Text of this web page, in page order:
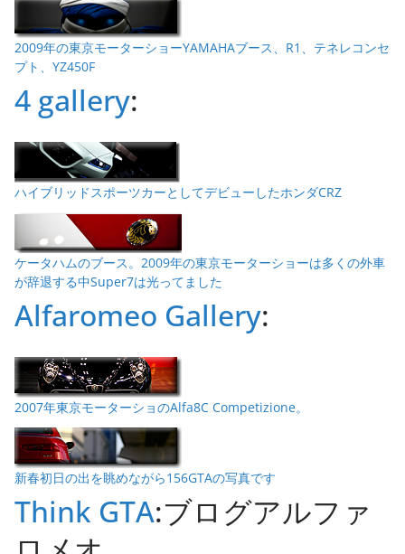
2009年の東京モーターショーYAMAHAブース、R1、テネレコンセ
プト、YZ450F
4 gallery:
ハイブリッドスポーツカーとしてデビューしたホンダCRZ
ケータハムのブース。2009年の東京モーターショーは多くの外車
が辞退する中Super7は光ってました
Alfaromeo Gallery:
2007年東京モーターショのAlfa8C Competizione。
新春初日の出を眺めながら156GTAの写真です
Think GTA:ブログアルファ